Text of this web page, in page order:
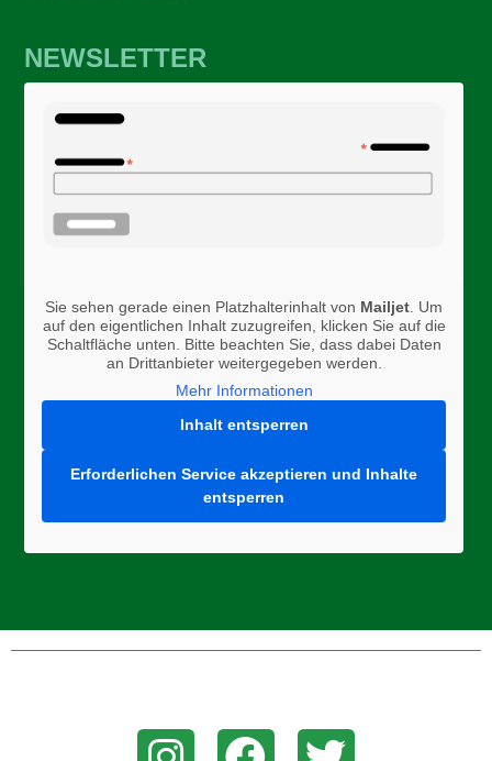
NEWSLETTER
Sie sehen gerade einen Platzhalterinhalt von Mailjet . Um
auf den eigentlichen Inhalt zuzugreifen, klicken Sie auf die
Schaltfläche unten. Bitte beachten Sie, dass dabei Daten
an Drittanbieter weitergegeben werden.
Mehr Informationen
Inhalt entsperren
Erforderlichen Service akzeptieren und Inhalte
entsperren